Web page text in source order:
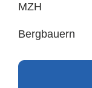
MZH
Bergbauern